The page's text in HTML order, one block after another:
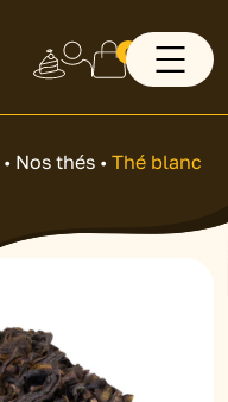
0
• Nos thés • Thé blanc